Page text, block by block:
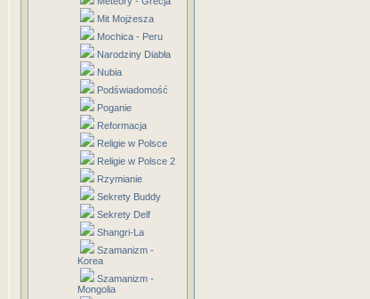
Mit Mojżesza
Mochica - Peru
Narodziny Diabła
Nubia
Podświadomość
Poganie
Reformacja
Religie w Polsce
Religie w Polsce 2
Rzymianie
Sekrety Buddy
Sekrety Delf
Shangri-La
Szamanizm -
Korea
Szamanizm -
Mongolia